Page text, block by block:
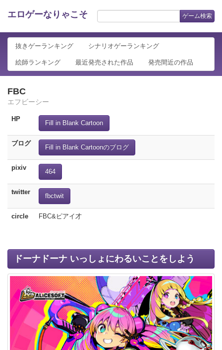
エロゲーなりゃこそ ゲーム検索
抜きゲーランキング シナリオゲーランキング
絵師ランキング 最近発売された作品 発売間近の作品
FBC
エフビーシー
HP
Fill in Blank Cartoon
ブログ
Fill in Blank Cartoonのブログ
pixiv
464
twitter
fbctwit
circle FBC&ピアイ才
ドーナドーナ いっしょにわるいことをしよう